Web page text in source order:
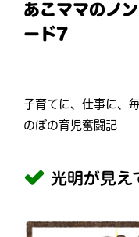
あこママのノ
ード7
子育てに、仕事に、
のぼの育児奮闘記
光明が見え